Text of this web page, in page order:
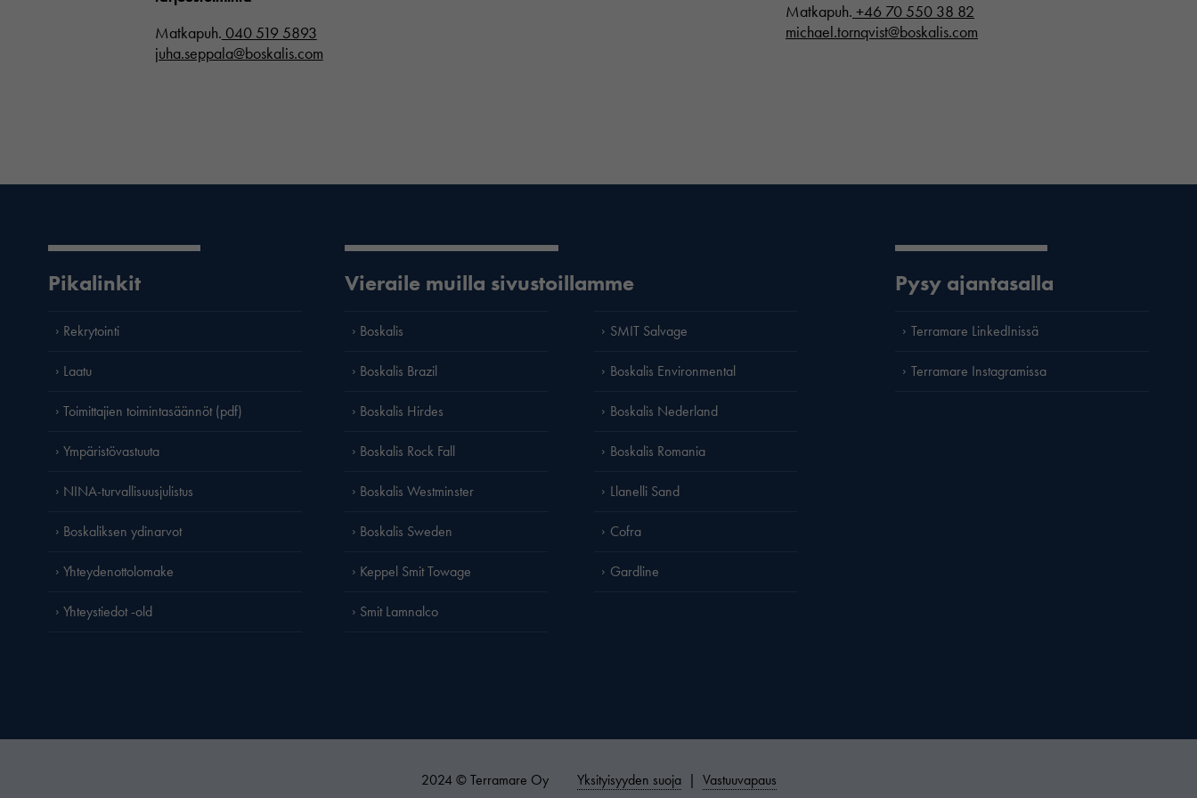
Matkapuh. 040 519 5893
juha.seppala@boskalis.com
Matkapuh. +46 70 550 38 82
michael.tornqvist@boskalis.com
Pikalinkit
Rekrytointi
Laatu
Toimittajien toimintasäännöt (pdf)
Ympäristövastuuta
NINA-turvallisuusjulistus
Boskaliksen ydinarvot
Yhteydenottolomake
Yhteystiedot -old
Vieraile muilla sivustoillamme
Boskalis SMIT Salvage
Boskalis Brazil Boskalis Environmental
Boskalis Hirdes Boskalis Nederland
Boskalis Rock Fall Boskalis Romania
Boskalis Westminster Llanelli Sand
Boskalis Sweden Cofra
Keppel Smit Towage Gardline
Smit Lamnalco
Pysy ajantasalla
Terramare LinkedInissä
Terramare Instagramissa
2024 © Terramare Oy Yksityisyyden suoja| Vastuuvapaus